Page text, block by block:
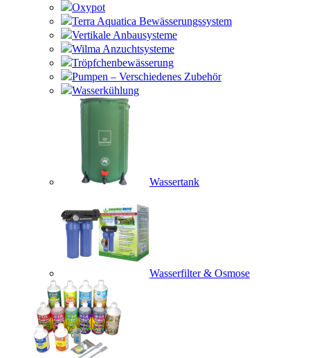
Oxypot
Terra Aquatica Bewässerungssystem
Vertikale Anbausysteme
Wilma Anzuchtsysteme
Tröpfchenbewässerung
Pumpen – Verschiedenes Zubehör
Wasserkühlung
Wassertank
Wasserfilter & Osmose